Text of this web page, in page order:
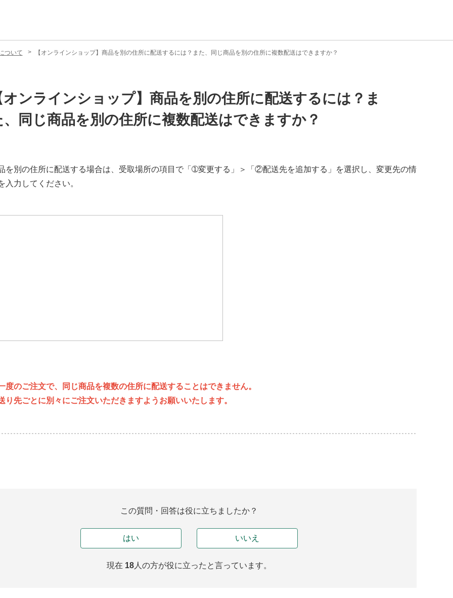
ついて 【オンラインショップ】商品を別の住所に配送するには？また、同じ商品を別の住所に複数配送はできますか？
オンラインショップ】商品を別の住所に配送するには？ま
、同じ商品を別の住所に複数配送はできますか？
を別の住所に配送する場合は、受取場所の項目で「➀変更する」＞「②配送先を追加する」を選択し、変更先の情
入力してください。
度のご注文で、同じ商品を複数の住所に配送することはできません。
先ごとに別々にご注文いただきますようお願いいたします。
この質問・回答は役に立ちましたか？
はい いいえ
現在 18 人の方が役に立ったと言っています。